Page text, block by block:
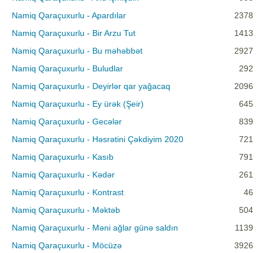
Namiq Qaraçuxurlu - Apardılar
2378
Namiq Qaraçuxurlu - Bir Arzu Tut
1413
Namiq Qaraçuxurlu - Bu məhəbbət
2927
Namiq Qaraçuxurlu - Buludlar
292
Namiq Qaraçuxurlu - Deyirlər qar yağacaq
2096
Namiq Qaraçuxurlu - Ey ürək (Şeir)
645
Namiq Qaraçuxurlu - Gecələr
839
Namiq Qaraçuxurlu - Həsrətini Çəkdiyim 2020
721
Namiq Qaraçuxurlu - Kasıb
791
Namiq Qaraçuxurlu - Kədər
261
Namiq Qaraçuxurlu - Kontrast
46
Namiq Qaraçuxurlu - Məktəb
504
Namiq Qaraçuxurlu - Məni ağlar günə saldın
1139
Namiq Qaraçuxurlu - Möcüzə
3926